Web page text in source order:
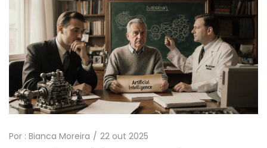
Por : Bianca Moreira 22 out 2025